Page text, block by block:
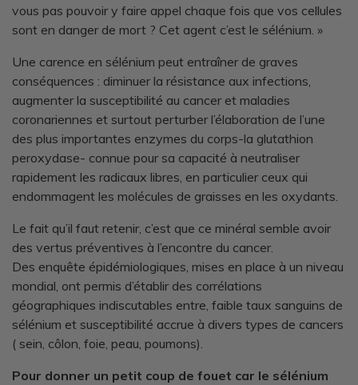
vous pas pouvoir y faire appel chaque fois que vos cellules
sont en danger de mort ? Cet agent c’est le sélénium. »
Une carence en sélénium peut entraîner de graves
conséquences : diminuer la résistance aux infections,
augmenter la susceptibilité au cancer et maladies
coronariennes et surtout perturber l’élaboration de l’une
des plus importantes enzymes du corps-la glutathion
peroxydase- connue pour sa capacité à neutraliser
rapidement les radicaux libres, en particulier ceux qui
endommagent les molécules de graisses en les oxydants.
Le fait qu’il faut retenir, c’est que ce minéral semble avoir
des vertus préventives à l’encontre du cancer.
Des enquête épidémiologiques, mises en place à un niveau
mondial, ont permis d’établir des corrélations
géographiques indiscutables entre, faible taux sanguins de
sélénium et susceptibilité accrue à divers types de cancers
( sein, côlon, foie, peau, poumons).
Pour donner un petit coup de fouet car le sélénium